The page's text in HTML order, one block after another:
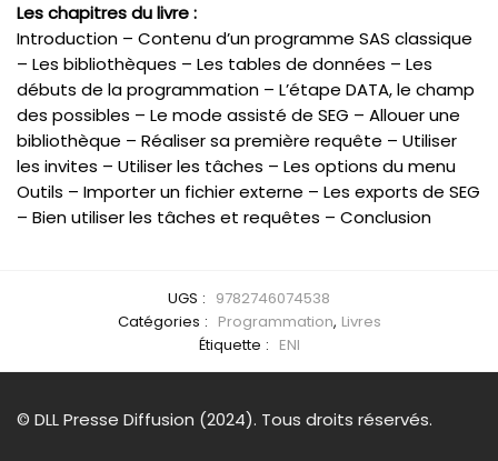
Les chapitres du livre :
Introduction – Contenu d’un programme SAS classique
– Les bibliothèques – Les tables de données – Les
débuts de la programmation – L’étape DATA, le champ
des possibles – Le mode assisté de SEG – Allouer une
bibliothèque – Réaliser sa première requête – Utiliser
les invites – Utiliser les tâches – Les options du menu
Outils – Importer un fichier externe – Les exports de SEG
– Bien utiliser les tâches et requêtes – Conclusion
UGS : 9782746074538
Catégories : Programmation, Livres
Étiquette : ENI
© DLL Presse Diffusion (2024). Tous droits réservés.